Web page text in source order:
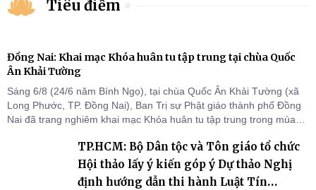
Tiêu điểm
Đồng Nai: Khai mạc Khóa huân tu tập trung tại chùa Quốc
Ân Khải Tường
Sáng 6/8 (24/6 năm Bính Ngọ), tại chùa Quốc Ân Khải Tường (xã
Long Phước, TP. Đồng Nai), Ban Trị sự Phật giáo thành phố Đồng
Nai đã trang nghiêm khai mạc Khóa huân tu tập trung trong mùa
chỗ khu vực VII, VIII và trường hạ chùa Quốc Ân Khải Tường.
TP.HCM: Bộ Dân tộc và Tôn giáo tổ chức
Hội thảo lấy ý kiến góp ý Dự thảo Nghị
định hướng dẫn thi hành Luật Tín